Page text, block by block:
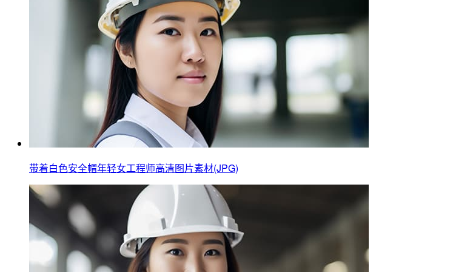
带着白色安全帽年轻女工程师高清图片素材(JPG)